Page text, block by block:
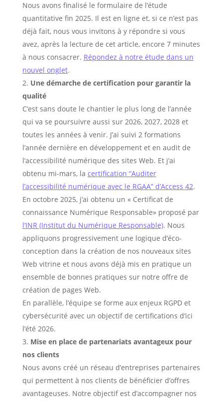
Nous avons finalisé le formulaire de l’étude
quantitative fin 2025. Il est en ligne et, si ce n’est pas
déjà fait, nous vous invitons à y répondre si vous
avez, après la lecture de cet article, encore 7 minutes
à nous consacrer. Répondez à notre étude dans un
nouvel onglet.
Une démarche de certification pour garantir la
qualité
C’est sans doute le chantier le plus long de l’année
qui va se poursuivre aussi sur 2026, 2027, 2028 et
toutes les années à venir. J’ai suivi 2 formations
l’année dernière en développement et en audit de
l’accessibilité numérique des sites Web. Et j’ai
obtenu mi-mars, la certification “Auditer
l’accessibilité numérique avec le RGAA” d’Access 42.
En octobre 2025, j’ai obtenu un « Certificat de
connaissance Numérique Responsable» proposé par
l’INR (Institut du Numérique Responsable). Nous
appliquons progressivement une logique d’éco-
conception dans la création de nos nouveaux sites
Web vitrine et nous avons déjà mis en pratique un
ensemble de bonnes pratiques sur notre offre de
création de pages Web.
En parallèle, l’équipe se forme aux enjeux RGPD et
cybersécurité avec un objectif de certifications d’ici
l’été 2026.
Mise en place de partenariats avantageux pour
nos clients
Nous avons créé un réseau d’entreprises partenaires
qui permettent à nos clients de bénéficier d’offres
avantageuses. Notre objectif est d’accompagner nos